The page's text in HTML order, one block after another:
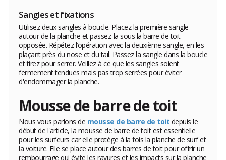
Sangles et fixations
Utilisez deux sangles à boucle. Placez la première sangle
autour de la planche et passez-la sous la barre de toit
opposée. Répétez l’opération avec la deuxième sangle, en les
plaçant près du nose et du tail. Passez la sangle dans la boucle
et tirez pour serrer. Veillez à ce que les sangles soient
fermement tendues mais pas trop serrées pour éviter
d'endommager la planche.
Mousse de barre de toit
Nous vous parlons de mousse de barre de toit depuis le
début de l'article, la mousse de barre de toit est essentielle
pour les surfeurs car elle protège à la fois la planche de surf et
la voiture. Elle se place autour des barres de toit pour offrir un
rembourrage qui évite les rayures et les impacts sur la planche